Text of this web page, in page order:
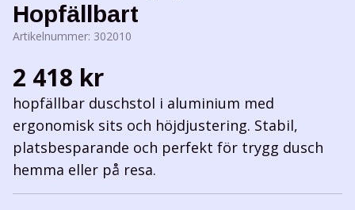
Hopfällbart
Artikelnummer: 302010
2 418 kr
hopfällbar duschstol i aluminium med
ergonomisk sits och höjdjustering. Stabil,
platsbesparande och perfekt för trygg dusch
hemma eller på resa.